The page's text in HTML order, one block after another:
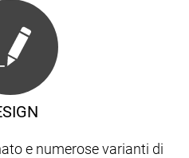
e numerose varianti di